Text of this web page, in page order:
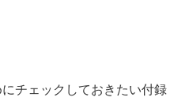
チェックしておきたい付録